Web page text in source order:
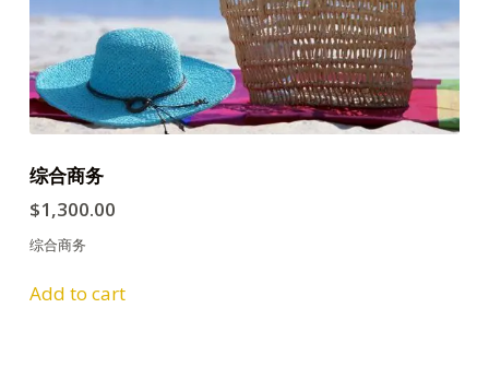
综合商务
$1,300.00
综合商务
Add to cart